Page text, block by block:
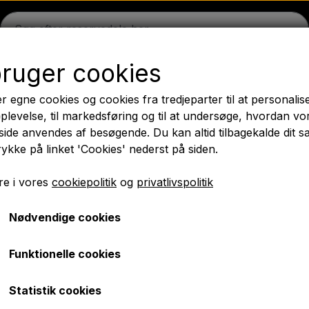
Massey Ferguson Fordson Trækbomme
Olie Kemi El-dele LED Lygter Pære Maling
PTO Aksler GARDLOC Værksted/ Værktøj Tilbud
- Lip seal uden pakdåser
Bundpakningssæt - Lip
kr. 174,00
cookies
egne cookies og cookies fra tredjeparter til at
til markedsføring og til at undersøge, hvordan
anvendes af besøgende. Du kan altid tilbagekalde dit
på linket 'Cookies' nederst på siden.
i vores cookiepolitik og privatlivspolitik
Nødvendige cookies
Funktionelle cookies
Statistik cookies